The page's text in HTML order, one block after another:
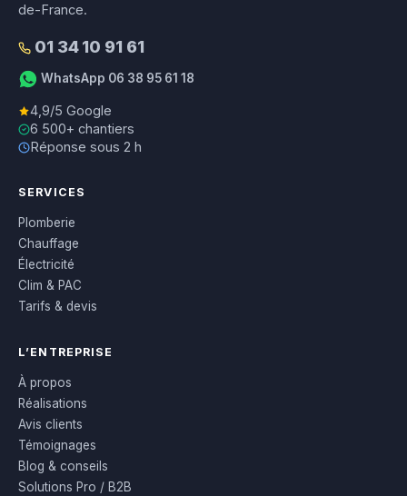
de-France.
01 34 10 91 61
WhatsApp 06 38 95 61 18
4,9/5 Google
6 500+ chantiers
Réponse sous 2 h
SERVICES
Plomberie
Chauffage
Électricité
Clim & PAC
Tarifs & devis
L’ENTREPRISE
À propos
Réalisations
Avis clients
Témoignages
Blog & conseils
Solutions Pro / B2B